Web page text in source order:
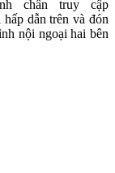
chân truy cập
dẫn trên và đón
nội ngoại hai bên